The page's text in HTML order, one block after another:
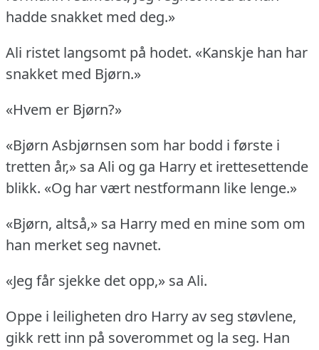
hadde snakket med deg.»
Ali ristet langsomt på hodet. «Kanskje han har
snakket med Bjørn.»
«Hvem er Bjørn?»
«Bjørn Asbjørnsen som har bodd i første i
tretten år,» sa Ali og ga Harry et irettesettende
blikk. «Og har vært nestformann like lenge.»
«Bjørn, altså,» sa Harry med en mine som om
han merket seg navnet.
«Jeg får sjekke det opp,» sa Ali.
Oppe i leiligheten dro Harry av seg støvlene,
gikk rett inn på soverommet og la seg. Han